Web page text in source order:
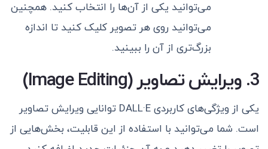
می‌توانید یکی از آن‌ها را انتخاب کنید. همچنین
می‌توانید روی هر تصویر کلیک کنید تا اندازه
بزرگ‌تری از آن را ببینید.
3. ویرایش تصاویر (Image Editing)
یکی از ویژگی‌های کاربردی DALL·E توانایی ویرایش تصاویر
است. شما می‌توانید با استفاده از این قابلیت، بخش‌هایی از